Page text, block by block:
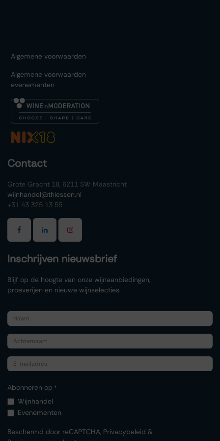
Algemene voorwaarden
Algemene voorwaarden
evenementen
Contact
Grote Gracht 18, 6211 SW Maastricht
wijnhandel@thiessen.nl
+31 43 325 13 55
Inschrijven nieuwsbrief
Blijf op de hoogte van onze wijnaanbiedingen,
proeverijen en nieuwe wijnselecties.
Abonneren op *
Wijnhandel
Evenementen
Beschermd door reCAPTCHA, Privacybeleid &